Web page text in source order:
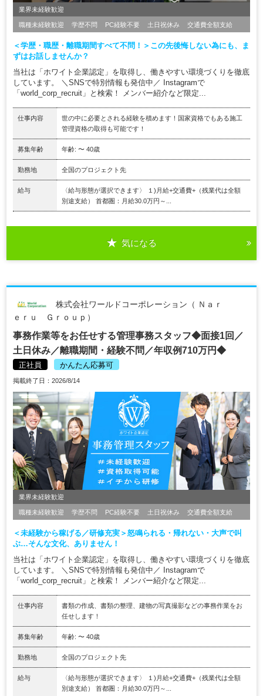
業界未経験歓迎
職種未経験歓迎 学歴不問 PC経験不要 土日祝休み 交通費全額支給
＜学歴・職歴・離職期間すべて不問！＞この先後悔しない為にも、ま
ずはお話しませんか？
当社は「ホワイト企業認定」を取得し、働きやすい環境づくりを徹底
しています。 ＼SNSで特別情報も発信中／ Instagramで
「world_corp_recruit」と検索！ メンバー紹介など限定...
仕事内容
世の中に必要とされる経験を積めます！国家資格でもある施工
管理資格の取得も可能です！
募集年齢 年齢: 〜 40歳
勤務地 全国のプロジェクト先
給与
〈給与形態が選択できます〉 １)月給+交通費+（残業代は全額
別途支給） 首都圏：月給30.0万円～...
気になる
株式会社ワールドコーポレーション（ Ｎａｒ
ｅｒｕ Ｇｒｏｕｐ）
事務作業等をお任せする管理事務スタッフ◆面接1回／
土日休み／離職期間・経験不問／年収例710万円◆
正社員 かんたん応募可
掲載終了日：2026/8/14
業界未経験歓迎
職種未経験歓迎 学歴不問 PC経験不要 土日祝休み 交通費全額支給
＜未経験から稼げる／研修充実＞怒鳴られる・帰れない・大声で叫
ぶ…そんな文化、ありません！
当社は「ホワイト企業認定」を取得し、働きやすい環境づくりを徹底
しています。 ＼SNSで特別情報も発信中／ Instagramで
「world_corp_recruit」と検索！ メンバー紹介など限定...
仕事内容
書類の作成、書類の整理、建物の写真撮影などの事務作業をお
任せします！
募集年齢 年齢: 〜 40歳
勤務地 全国のプロジェクト先
給与
〈給与形態が選択できます〉 １)月給+交通費+（残業代は全額
別途支給） 首都圏：月給30.0万円～...